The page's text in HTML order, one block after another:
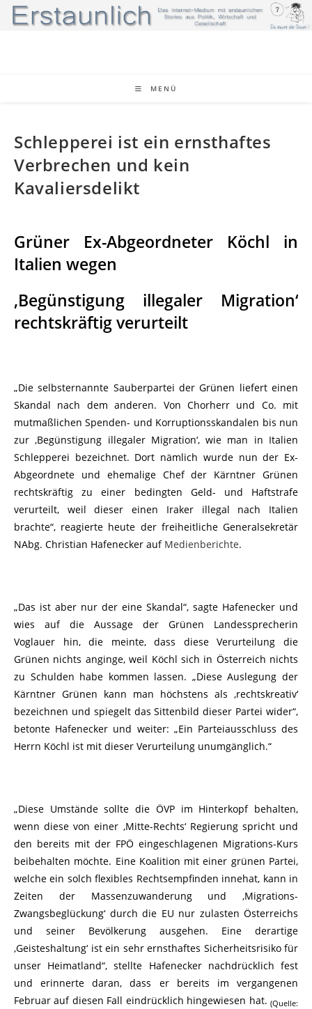
MENÜ
Schlepperei ist ein ernsthaftes
Verbrechen und kein
Kavaliersdelikt
Grüner Ex-Abgeordneter Köchl in
Italien wegen
‚Begünstigung illegaler Migration‘
rechtskräftig verurteilt
„Die selbsternannte Sauberpartei der Grünen liefert einen
Skandal nach dem anderen. Von Chorherr und Co. mit
mutmaßlichen Spenden- und Korruptionsskandalen bis nun
zur ‚Begünstigung illegaler Migration‘, wie man in Italien
Schlepperei bezeichnet. Dort nämlich wurde nun der Ex-
Abgeordnete und ehemalige Chef der Kärntner Grünen
rechtskräftig zu einer bedingten Geld- und Haftstrafe
verurteilt, weil dieser einen Iraker illegal nach Italien
brachte“, reagierte heute der freiheitliche Generalsekretär
NAbg. Christian Hafenecker auf Medienberichte.
„Das ist aber nur der eine Skandal“, sagte Hafenecker und
wies auf die Aussage der Grünen Landessprecherin
Voglauer hin, die meinte, dass diese Verurteilung die
Grünen nichts anginge, weil Köchl sich in Österreich nichts
zu Schulden habe kommen lassen. „Diese Auslegung der
Kärntner Grünen kann man höchstens als ‚rechtskreativ‘
bezeichnen und spiegelt das Sittenbild dieser Partei wider“,
betonte Hafenecker und weiter: „Ein Parteiausschluss des
Herrn Köchl ist mit dieser Verurteilung unumgänglich.“
„Diese Umstände sollte die ÖVP im Hinterkopf behalten,
wenn diese von einer ‚Mitte-Rechts‘ Regierung spricht und
den bereits mit der FPÖ eingeschlagenen Migrations-Kurs
beibehalten möchte. Eine Koalition mit einer grünen Partei,
welche ein solch flexibles Rechtsempfinden innehat, kann in
Zeiten der Massenzuwanderung und ‚Migrations-
Zwangsbeglückung‘ durch die EU nur zulasten Österreichs
und seiner Bevölkerung ausgehen. Eine derartige
‚Geisteshaltung‘ ist ein sehr ernsthaftes Sicherheitsrisiko für
unser Heimatland“, stellte Hafenecker nachdrücklich fest
und erinnerte daran, dass er bereits im vergangenen
Februar auf diesen Fall eindrücklich hingewiesen hat. (Quelle: